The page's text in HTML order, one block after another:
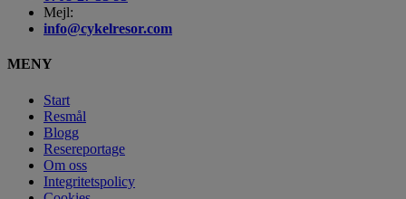
Mejl:
info@cykelresor.com
MENY
Start
Resmål
Blogg
Resereportage
Om oss
Integritetspolicy